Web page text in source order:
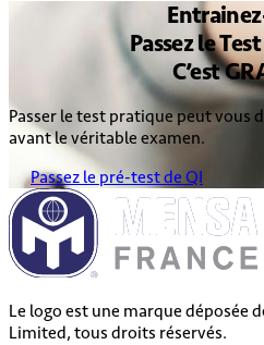
Entrainez
Passez le
C’est
Passer le test pratique peut vous
avant le véritable examen.
Passez le pré-test de QI
Le logo est une marque déposée
Limited, tous droits réservés.